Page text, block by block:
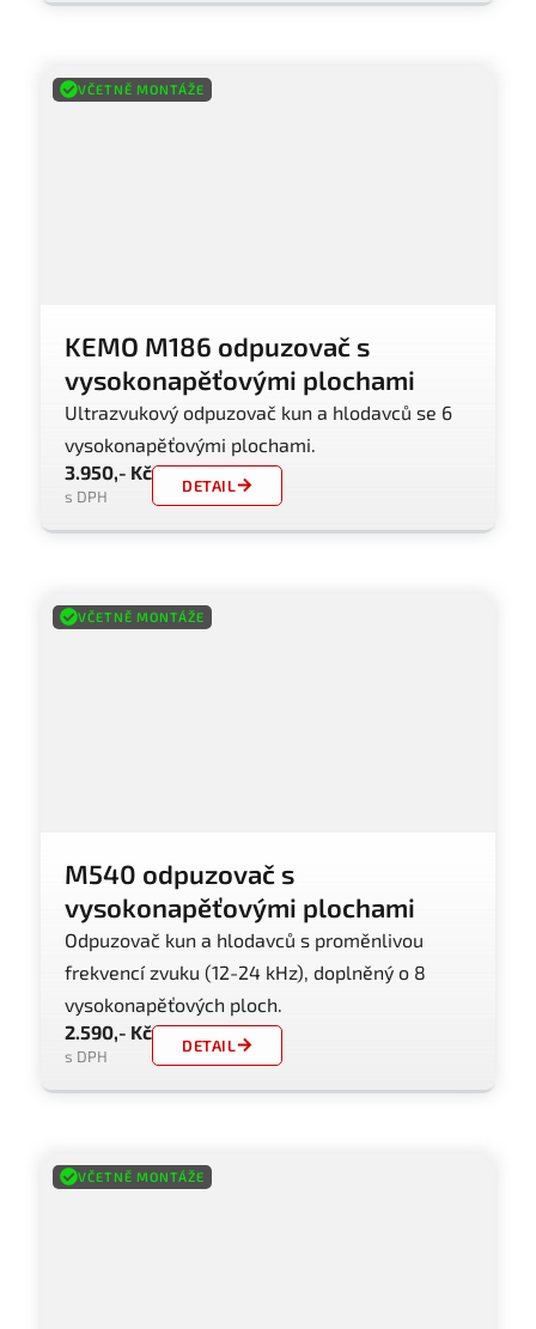
VČETNĚ MONTÁŽE
KEMO M186 odpuzovač s
vysokonapěťovými plochami
Ultrazvukový odpuzovač kun a hlodavců se 6
vysokonapěťovými plochami.
3.950,- Kč
s DPH
DETAIL
VČETNĚ MONTÁŽE
M540 odpuzovač s
vysokonapěťovými plochami
Odpuzovač kun a hlodavců s proměnlivou
frekvencí zvuku (12-24 kHz), doplněný o 8
vysokonapěťových ploch.
2.590,- Kč
s DPH
DETAIL
VČETNĚ MONTÁŽE